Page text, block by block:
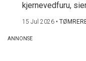
kjernevedfuru,
15 Jul 2026 •